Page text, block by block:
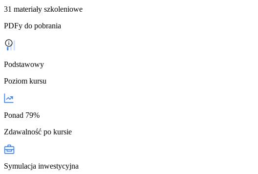
31 materiały szkoleniowe
PDFy do pobrania
Podstawowy
Poziom kursu
Ponad 79%
Zdawalność po kursie
Symulacja inwestycyjna